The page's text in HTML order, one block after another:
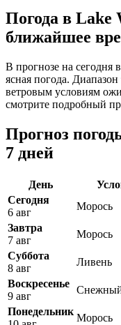
Погода в Lake
ближайшее
В прогнозе на сегодня
ясная погода.
ветровым условиям
смотрите подробный
Прогноз
7 дней
День
Сегодня
6 авг
Морось
Завтра
7 авг
Морось
Суббота
8 авг
Ливень
Воскресенье
9 авг
Понедельник
Морось